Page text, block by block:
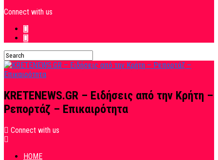
Connect with us
KRETENEWS.GR – Ειδήσεις από την Κρήτη –
Ρεπορτάζ – Επικαιρότητα
Connect with us
HOME